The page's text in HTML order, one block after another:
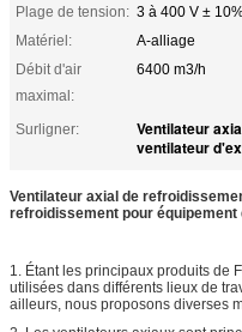
Plage de tension: 3 à 400 V ±
Matériel:
A-alliage
Débit d'air
maximal:
6400 m3/h
Surligner: Ventilateur
ventilateur
Ventilateur axial de
refroidissement pour
1. Étant les principaux produits de
utilisées dans différents lieux de
ailleurs, nous proposons diverses